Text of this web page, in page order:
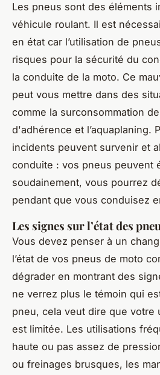
Les pneus sont des éléments
véhicule roulant. Il est
en état car l’utilisation de
risques pour la sécurité du
la conduite de la moto. Ce
peut vous mettre dans des
comme la surconsommation
d'adhérence et l’aquaplaning.
incidents peuvent survenir et
conduite : vos pneus peuvent
soudainement, vous pourrez
pendant que vous conduisez
Les signes sur l’état des
Vous devez penser à un
l’état de vos pneus de moto
dégrader en montrant des
ne verrez plus le témoin qui
pneu, cela veut dire que votre
est limitée. Les utilisations
haute ou pas assez de
ou freinages brusques, les